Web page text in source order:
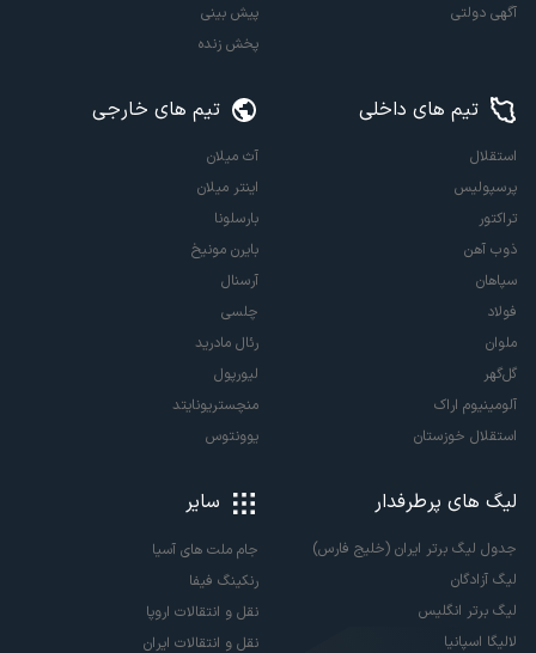
آگهی دولتی
پیش بینی
پخش زنده
تیم های داخلی
استقلال
پرسپولیس
تراکتور
ذوب آهن
سپاهان
فولاد
ملوان
گل‌گهر
آلومینیوم اراک
استقلال خوزستان
تیم های خارجی
آث میلان
اینتر میلان
بارسلونا
بایرن مونیخ
آرسنال
چلسی
رئال مادرید
لیورپول
منچستریونایتد
یوونتوس
لیگ های پرطرفدار
جدول لیگ برتر ایران (خلیج فارس)
لیگ آزادگان
لیگ برتر انگلیس
لالیگا اسپانیا
سایر
جام ملت های آسیا
رنکینگ فیفا
نقل و انتقالات اروپا
نقل و انتقالات ایران